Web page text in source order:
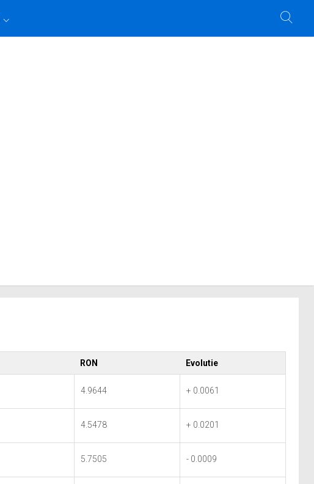
RON Evolutie
4.9644 + 0.0061
4.5478 + 0.0201
5.7505 - 0.0009